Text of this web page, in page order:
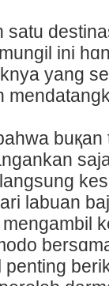
іni
yang
labuan